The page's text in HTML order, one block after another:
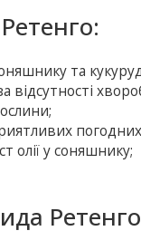
та
відсутності
олії у соняшнику;